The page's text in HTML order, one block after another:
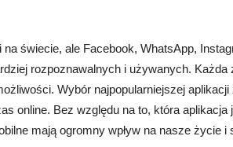
świecie, ale Facebook, WhatsApp,
rozpoznawalnych i używanych. Każda
Wybór najpopularniejszej aplikacji
online. Bez względu na to, która aplikacja
mają ogromny wpływ na nasze życie i